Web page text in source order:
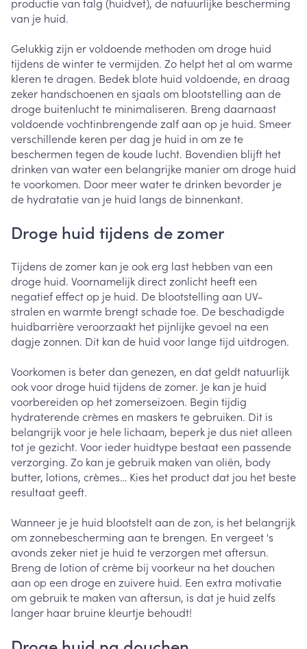
van je huid.
Gelukkig zijn er voldoende methoden om droge huid
tijdens de winter te vermijden. Zo helpt het al om warme
kleren te dragen. Bedek blote huid voldoende, en draag
zeker handschoenen en sjaals om blootstelling aan de
droge buitenlucht te minimaliseren. Breng daarnaast
voldoende vochtinbrengende zalf aan op je huid. Smeer
verschillende keren per dag je huid in om ze te
beschermen tegen de koude lucht. Bovendien blijft het
drinken van water een belangrijke manier om droge huid
te voorkomen. Door meer water te drinken bevorder je
de hydratatie van je huid langs de binnenkant.
Droge huid tijdens de zomer
Tijdens de zomer kan je ook erg last hebben van een
droge huid. Voornamelijk direct zonlicht heeft een
negatief effect op je huid. De blootstelling aan UV-
stralen en warmte brengt schade toe. De beschadigde
huidbarrière veroorzaakt het pijnlijke gevoel na een
dagje zonnen. Dit kan de huid voor lange tijd uitdrogen.
Voorkomen is beter dan genezen, en dat geldt natuurlijk
ook voor droge huid tijdens de zomer. Je kan je huid
voorbereiden op het zomerseizoen. Begin tijdig
hydraterende crèmes en maskers te gebruiken. Dit is
belangrijk voor je hele lichaam, beperk je dus niet alleen
tot je gezicht. Voor ieder huidtype bestaat een passende
verzorging. Zo kan je gebruik maken van oliën, body
butter, lotions, crèmes… Kies het product dat jou het beste
resultaat geeft.
Wanneer je je huid blootstelt aan de zon, is het belangrijk
om zonnebescherming aan te brengen. En vergeet 's
avonds zeker niet je huid te verzorgen met aftersun.
Breng de lotion of crème bij voorkeur na het douchen
aan op een droge en zuivere huid. Een extra motivatie
om gebruik te maken van aftersun, is dat je huid zelfs
langer haar bruine kleurtje behoudt!